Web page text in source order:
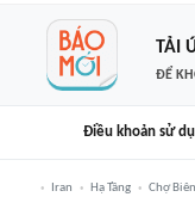
TẢI
ĐỂ
Điều khoản sử
Iran Hạ Tầng Chợ